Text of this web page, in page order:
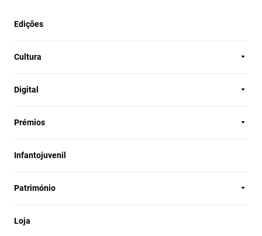
Edições
Cultura
Digital
Prémios
Infantojuvenil
Património
Loja